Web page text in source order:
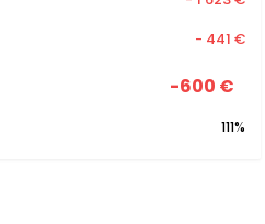
- 441 €
-600 €
111%